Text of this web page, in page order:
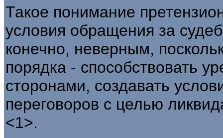
Такое понимание
условия обращения за
конечно, неверным,
порядка - способствовать
сторонами, создавать
переговоров с целью
<1>.